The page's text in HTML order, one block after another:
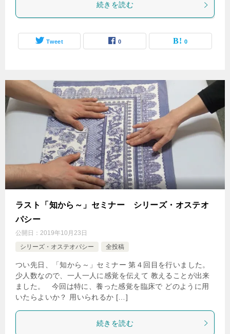
続きを読む
Tweet 0 0
ラスト「知から～」セミナー シリーズ・オステオ
パシー
公開日： 2019年10月23日
シリーズ・オステオパシー
全投稿
つい先日、「知から～」セミナー 第４回目を行いました。
少人数なので、一人一人に感覚を伝えて 教えることが出来
ました。 今回は特に、養った感覚を臨床で どのように用
いたらよいか？ 用いられるか […]
続きを読む